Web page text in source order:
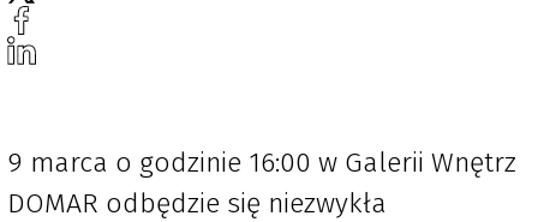
9 marca o godzinie 16:00 w Galerii Wnętrz
DOMAR odbędzie się niezwykła